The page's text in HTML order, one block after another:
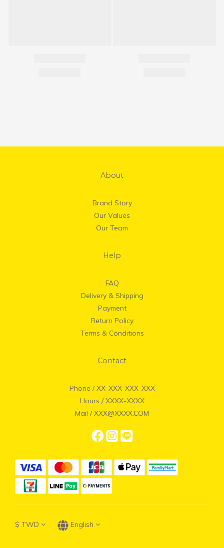
About
Brand Story
Our Values
Our Team
Help
FAQ
Delivery & Shipping
Payment
Return Policy
Terms & Conditions
Contact
Phone / XX-XXX-XXX-XXX
Hours / XXXX-XXXX
Mail / XXX@XXXX.COM
$ TWD English